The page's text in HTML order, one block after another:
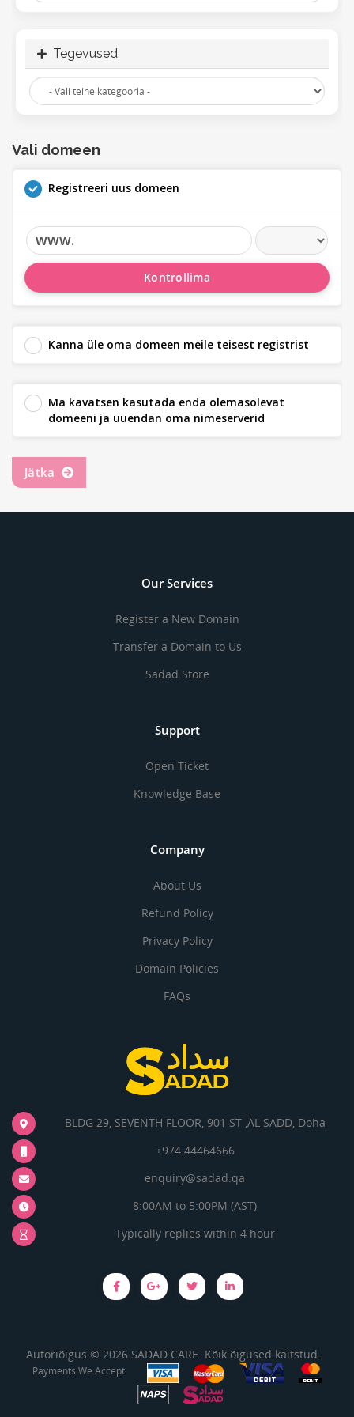
Tegevused
Vali domeen
Registreeri uus domeen
www.
Kontrollima
Kanna üle oma domeen meile teisest registrist
Ma kavatsen kasutada enda olemasolevat
domeeni ja uuendan oma nimeserverid
Jätka
Our Services
Register a New Domain
Transfer a Domain to Us
Sadad Store
Support
Open Ticket
Knowledge Base
Company
About Us
Refund Policy
Privacy Policy
Domain Policies
FAQs
BLDG 29, SEVENTH FLOOR, 901 ST ,AL SADD, Doha
+974 44464666
enquiry@sadad.qa
8:00AM to 5:00PM (AST)
Typically replies within 4 hour
Autoriõigus © 2026 SADAD CARE. Kõik õigused kaitstud.
Payments We Accept